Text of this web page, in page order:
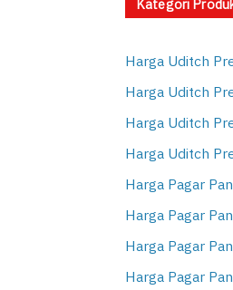
Kategori
Harga Uditch
Harga Uditch
Harga Uditch
Harga Uditch
Harga Pagar
Harga Pagar
Harga Pagar
Harga Pagar